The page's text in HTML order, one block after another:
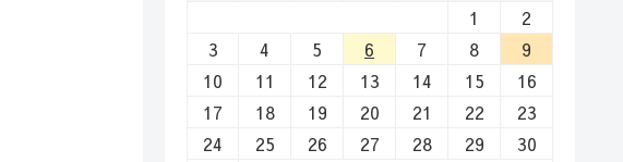
1
2
3
4 5 6 7 8
9
10
11 12 13 14 15
16
17
18 19 20 21 22
23
24
25 26 27 28 29
30